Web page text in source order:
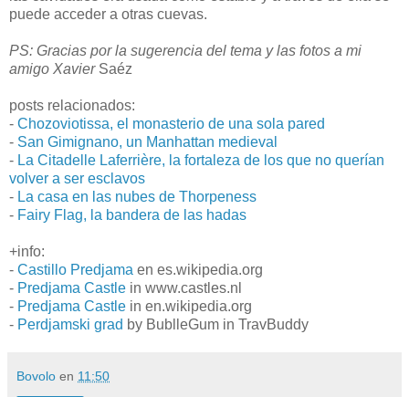
puede acceder a otras cuevas.
PS: Gracias por la sugerencia del tema y las fotos a mi
amigo Xavier Saéz
posts relacionados:
- Chozoviotissa, el monasterio de una sola pared
- San Gimignano, un Manhattan medieval
- La Citadelle Laferrière, la fortaleza de los que no querían
volver a ser esclavos
- La casa en las nubes de Thorpeness
- Fairy Flag, la bandera de las hadas
+info:
- Castillo Predjama en es.wikipedia.org
- Predjama Castle in www.castles.nl
- Predjama Castle in en.wikipedia.org
- Perdjamski grad by BublleGum in TravBuddy
Bovolo en 11:50